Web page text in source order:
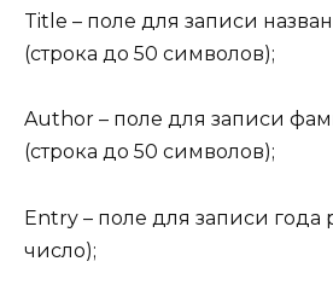
Title – поле для записи
(строка до 50 символов);
Author – поле для записи
(строка до 50 символов);
Entry – поле для записи года
число);